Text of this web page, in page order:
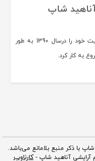
آناهید شاپ
فروشگاه اینترنتی لوازم آرایشی آناهید فعالیت خود را درسال 1390 به طور
به کار کرد.
با ذکر منبع بلامانع می‌باشد.
آرایشی آناهید شاپ -کارناوب